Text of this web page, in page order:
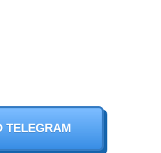
TELEGRAM